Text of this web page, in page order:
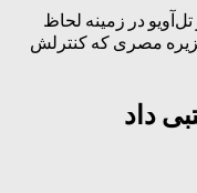
در زمینه لحاظ
مصری که کنترلش
داد